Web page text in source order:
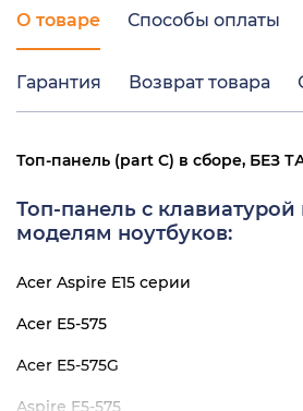
О товаре Способы оплаты
Гарантия Возврат товара
Топ-панель (part C) в сборе, БЕЗ
Топ-панель с клавиатурой
моделям ноутбуков:
Acer Aspire E15 серии
Acer E5-575
Acer E5-575G
Aspire E5-575